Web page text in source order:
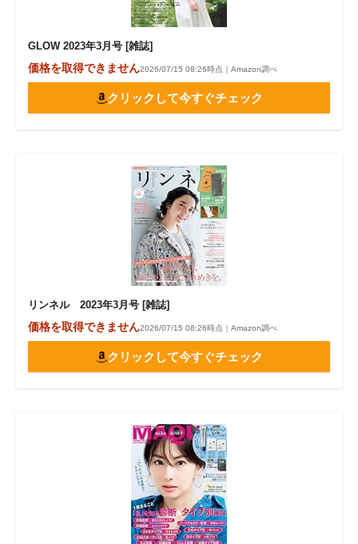
GLOW 2023年3月号 [雑誌]
価格を取得できません2026/07/15 08:26時点｜Amazon調べ
クリックして今すぐチェック
リンネル 2023年3月号 [雑誌]
価格を取得できません2026/07/15 08:26時点｜Amazon調べ
クリックして今すぐチェック